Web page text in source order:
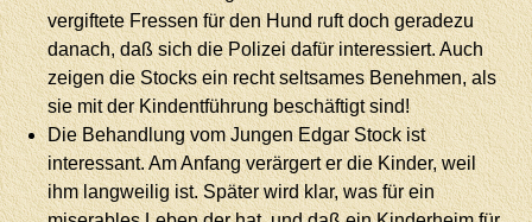
vergiftete Fressen für den Hund ruft doch geradezu
danach, daß sich die Polizei dafür interessiert. Auch
zeigen die Stocks ein recht seltsames Benehmen, als
sie mit der Kindentführung beschäftigt sind!
Die Behandlung vom Jungen Edgar Stock ist
interessant. Am Anfang verärgert er die Kinder, weil
ihm langweilig ist. Später wird klar, was für ein